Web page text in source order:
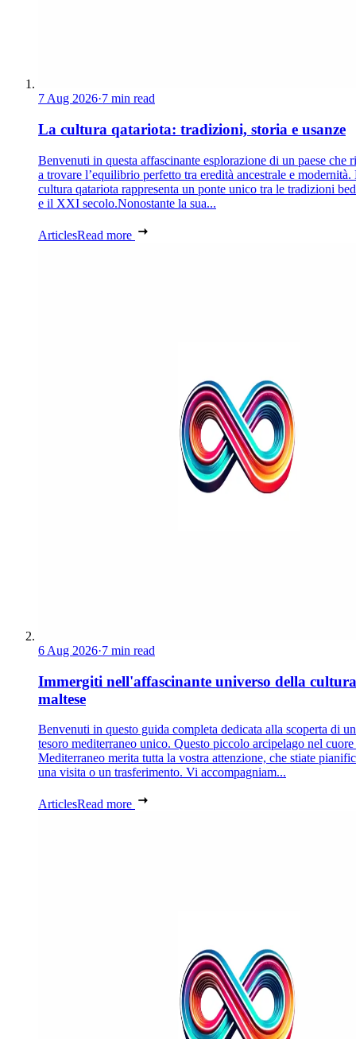
7 Aug 2026·7 min read
La cultura qatariota: tradizioni, storia e usanze
Benvenuti in questa affascinante esplorazione di un paese che
a trovare l’equilibrio perfetto tra eredità ancestrale e modernità.
cultura qatariota rappresenta un ponte unico tra le tradizioni
e il XXI secolo.Nonostante la sua...
ArticlesRead more
6 Aug 2026·7 min read
Immergiti nell'affascinante universo della cultura
maltese
Benvenuti in questo guida completa dedicata alla scoperta di un
tesoro mediterraneo unico. Questo piccolo arcipelago nel
Mediterraneo merita tutta la vostra attenzione, che stiate
una visita o un trasferimento. Vi accompagniam...
ArticlesRead more